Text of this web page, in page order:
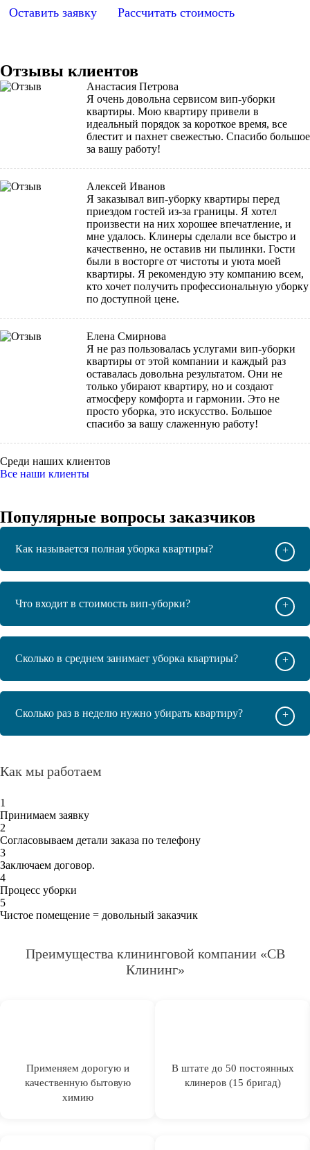
Оставить заявку Рассчитать стоимость
Отзывы клиентов
Анастасия Петрова
Я очень довольна сервисом вип-уборки
квартиры. Мою квартиру привели в
идеальный порядок за короткое время, все
блестит и пахнет свежестью. Спасибо большое
за вашу работу!
Алексей Иванов
Я заказывал вип-уборку квартиры перед
приездом гостей из-за границы. Я хотел
произвести на них хорошее впечатление, и
мне удалось. Клинеры сделали все быстро и
качественно, не оставив ни пылинки. Гости
были в восторге от чистоты и уюта моей
квартиры. Я рекомендую эту компанию всем,
кто хочет получить профессиональную уборку
по доступной цене.
Елена Смирнова
Я не раз пользовалась услугами вип-уборки
квартиры от этой компании и каждый раз
оставалась довольна результатом. Они не
только убирают квартиру, но и создают
атмосферу комфорта и гармонии. Это не
просто уборка, это искусство. Большое
спасибо за вашу слаженную работу!
Среди наших клиентов
Все наши клиенты
Популярные вопросы заказчиков
Как называется полная уборка квартиры? +
Что входит в стоимость вип-уборки? +
Сколько в среднем занимает уборка квартиры? +
Сколько раз в неделю нужно убирать квартиру? +
Как мы работаем
1
Принимаем заявку
2
Согласовываем детали заказа по телефону
3
Заключаем договор.
4
Процесс уборки
5
Чистое помещение = довольный заказчик
Преимущества клининговой компании «СВ
Клининг»
Применяем дорогую и
качественную бытовую
химию
В штате до 50 постоянных
клинеров (15 бригад)